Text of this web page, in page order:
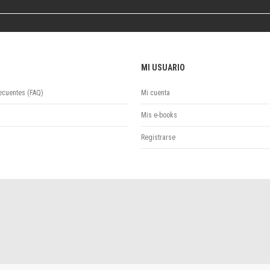
(FAQ)
MI USUARIO
Mi cuenta
Mis e-books
Registrarse